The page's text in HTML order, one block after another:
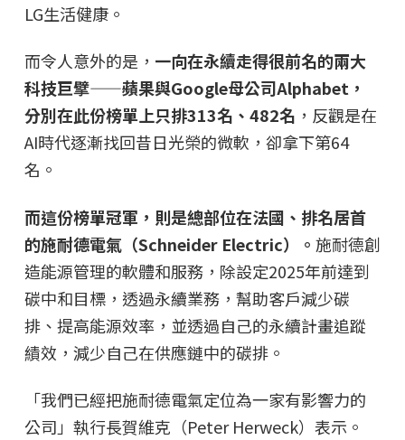
LG生活健康。
而令人意外的是， 一向在永續走得很前名的兩大
科技巨擘——蘋果與Google母公司Alphabet，
分別在此份榜單上只排313名、482名 ，反觀是在
AI時代逐漸找回昔日光榮的微軟，卻拿下第64
名。
而這份榜單冠軍，則是總部位在法國、排名居首
的施耐德電氣（Schneider Electric）。 施耐德創
造能源管理的軟體和服務，除設定2025年前達到
碳中和目標，透過永續業務，幫助客戶減少碳
排、提高能源效率，並透過自己的永續計畫追蹤
績效，減少自己在供應鏈中的碳排。
「我們已經把施耐德電氣定位為一家有影響力的
公司」執行長賀維克（Peter Herweck）表示。